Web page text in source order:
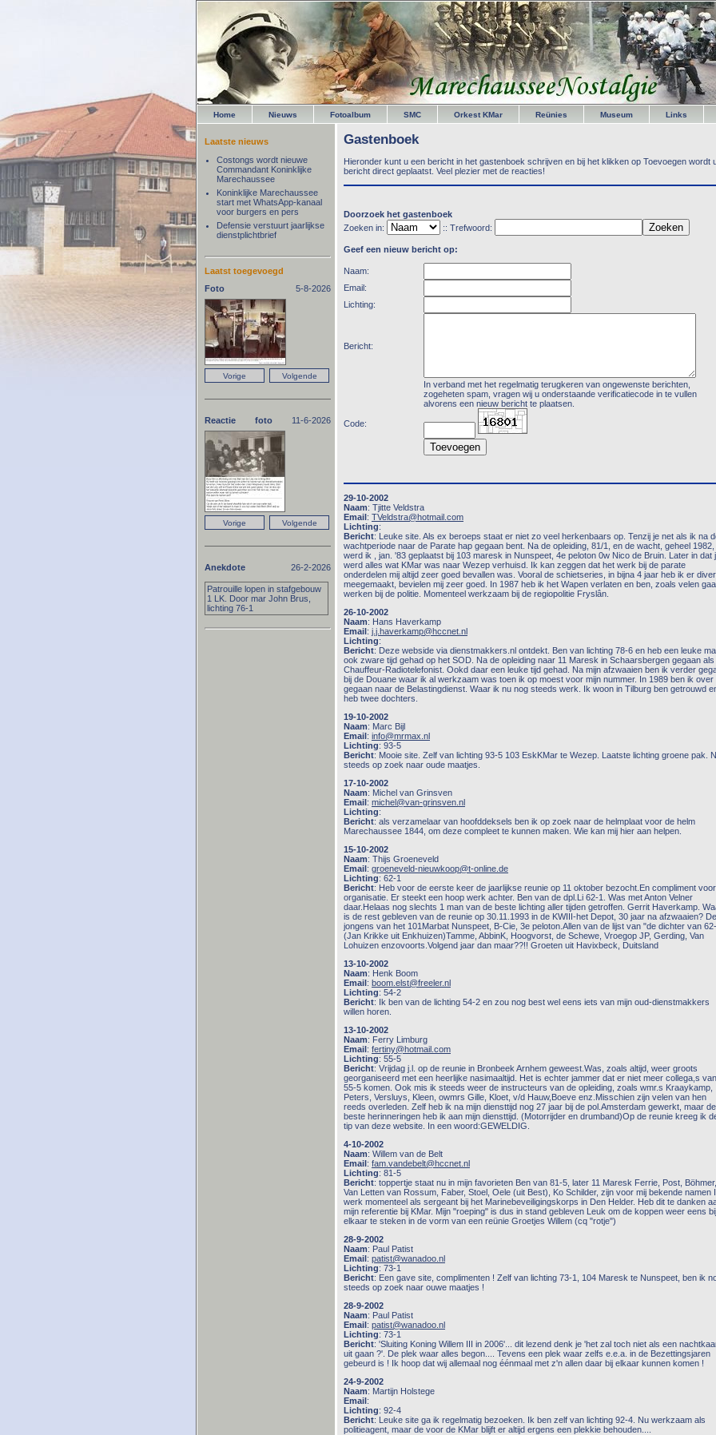
Home Nieuws Fotoalbum SMC Orkest KMar Reünies Museum Links
Gastenboek
Hieronder kunt u een bericht in het gastenboek schrijven en bij het klikken op Toevoegen wordt
bericht direct geplaatst. Veel plezier met de reacties!
Doorzoek het gastenboek
Zoeken in:
:: Trefwoord:
Geef een nieuw bericht op:
Naam:
Email:
Lichting:
Bericht:
In verband met het regelmatig terugkeren van ongewenste berichten,
zogeheten spam, vragen wij u onderstaande verificatiecode in te vullen
alvorens een nieuw bericht te plaatsen.
Code:
29-10-2002
Naam: Tjitte Veldstra
Email: TVeldstra@hotmail.com
Lichting:
Bericht: Leuke site. Als ex beroeps staat er niet zo veel herkenbaars op. Tenzij je net als ik na
wachtperiode naar de Parate hap gegaan bent. Na de opleiding, 81/1, en de wacht, geheel 1982,
werd ik , jan. '83 geplaatst bij 103 maresk in Nunspeet, 4e peloton 0w Nico de Bruin. Later in dat
werd alles wat KMar was naar Wezep verhuisd. Ik kan zeggen dat het werk bij de parate
onderdelen mij altijd zeer goed bevallen was. Vooral de schietseries, in bijna 4 jaar heb ik er
meegemaakt, bevielen mij zeer goed. In 1987 heb ik het Wapen verlaten en ben, zoals velen
werken bij de politie. Momenteel werkzaam bij de regiopolitie Fryslân.
26-10-2002
Naam: Hans Haverkamp
Email: j.j.haverkamp@hccnet.nl
Lichting:
Bericht: Deze webside via dienstmakkers.nl ontdekt. Ben van lichting 78-6 en heb een leuke
ook zware tijd gehad op het SOD. Na de opleiding naar 11 Maresk in Schaarsbergen gegaan als
Chauffeur-Radiotelefonist. Ookd daar een leuke tijd gehad. Na mijn afzwaaien ben ik verder
bij de Douane waar ik al werkzaam was toen ik op moest voor mijn nummer. In 1989 ben ik over
gegaan naar de Belastingdienst. Waar ik nu nog steeds werk. Ik woon in Tilburg ben getrouwd
heb twee dochters.
19-10-2002
Naam: Marc Bijl
Email: info@mrmax.nl
Lichting: 93-5
Bericht: Mooie site. Zelf van lichting 93-5 103 EskKMar te Wezep. Laatste lichting groene pak.
steeds op zoek naar oude maatjes.
17-10-2002
Naam: Michel van Grinsven
Email: michel@van-grinsven.nl
Lichting:
Bericht: als verzamelaar van hoofddeksels ben ik op zoek naar de helmplaat voor de helm
Marechaussee 1844, om deze compleet te kunnen maken. Wie kan mij hier aan helpen.
15-10-2002
Naam: Thijs Groeneveld
Email: groeneveld-nieuwkoop@t-online.de
Lichting: 62-1
Bericht: Heb voor de eerste keer de jaarlijkse reunie op 11 oktober bezocht.En compliment
organisatie. Er steekt een hoop werk achter. Ben van de dpl.Li 62-1. Was met Anton Velner
daar.Helaas nog slechts 1 man van de beste lichting aller tijden getroffen. Gerrit Haverkamp.
is de rest gebleven van de reunie op 30.11.1993 in de KWIII-het Depot, 30 jaar na afzwaaien? De
jongens van het 101Marbat Nunspeet, B-Cie, 3e peloton.Allen van de lijst van "de dichter van
(Jan Krikke uit Enkhuizen)Tamme, AbbinK, Hoogvorst, de Schewe, Vroegop JP, Gerding, Van
Lohuizen enzovoorts.Volgend jaar dan maar??!! Groeten uit Havixbeck, Duitsland
13-10-2002
Naam: Henk Boom
Email: boom.elst@freeler.nl
Lichting: 54-2
Bericht: Ik ben van de lichting 54-2 en zou nog best wel eens iets van mijn oud-dienstmakkers
willen horen.
13-10-2002
Naam: Ferry Limburg
Email: fertiny@hotmail.com
Lichting: 55-5
Bericht: Vrijdag j.l. op de reunie in Bronbeek Arnhem geweest.Was, zoals altijd, weer groots
georganiseerd met een heerlijke nasimaaltijd. Het is echter jammer dat er niet meer collega,s van
55-5 komen. Ook mis ik steeds weer de instructeurs van de opleiding, zoals wmr.s Kraaykamp,
Peters, Versluys, Kleen, owmrs Gille, Kloet, v/d Hauw,Boeve enz.Misschien zijn velen van hen
reeds overleden. Zelf heb ik na mijn diensttijd nog 27 jaar bij de pol.Amsterdam gewerkt, maar de
beste herinneringen heb ik aan mijn diensttijd. (Motorrijder en drumband)Op de reunie kreeg ik
tip van deze website. In een woord:GEWELDIG.
4-10-2002
Naam: Willem van de Belt
Email: fam.vandebelt@hccnet.nl
Lichting: 81-5
Bericht: toppertje staat nu in mijn favorieten Ben van 81-5, later 11 Maresk Ferrie, Post, Böhmer,
Van Letten van Rossum, Faber, Stoel, Oele (uit Best), Ko Schilder, zijn voor mij bekende namen
werk momenteel als sergeant bij het Marinebeveiligingskorps in Den Helder. Heb dit te danken
mijn referentie bij KMar. Mijn "roeping" is dus in stand gebleven Leuk om de koppen weer eens bij
elkaar te steken in de vorm van een reünie Groetjes Willem (cq "rotje")
28-9-2002
Naam: Paul Patist
Email: patist@wanadoo.nl
Lichting: 73-1
Bericht: Een gave site, complimenten ! Zelf van lichting 73-1, 104 Maresk te Nunspeet, ben ik
steeds op zoek naar ouwe maatjes !
28-9-2002
Naam: Paul Patist
Email: patist@wanadoo.nl
Lichting: 73-1
Bericht: 'Sluiting Koning Willem III in 2006'... dit lezend denk je 'het zal toch niet als een
uit gaan ?'. De plek waar alles begon.... Tevens een plek waar zelfs e.e.a. in de Bezettingsjaren
gebeurd is ! Ik hoop dat wij allemaal nog éénmaal met z'n allen daar bij elkaar kunnen komen !
24-9-2002
Naam: Martijn Holstege
Email:
Lichting: 92-4
Bericht: Leuke site ga ik regelmatig bezoeken. Ik ben zelf van lichting 92-4. Nu werkzaam als
politieagent, maar de voor de KMar blijft er altijd ergens een plekkie behouden....
Laatste nieuws
Costongs wordt nieuwe
Commandant Koninklijke
Marechaussee
Koninklijke Marechaussee
start met WhatsApp-kanaal
voor burgers en pers
Defensie verstuurt jaarlijkse
dienstplichtbrief
Laatst toegevoegd
Foto
5-8-2026
Reactie foto 11-6-2026
Anekdote 26-2-2026
Patrouille lopen in stafgebouw
1 LK. Door mar John Brus,
lichting 76-1